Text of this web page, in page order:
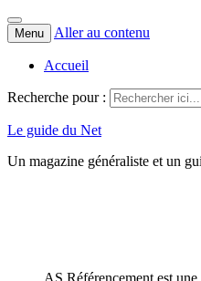
Menu Aller au contenu
Accueil
Recherche pour :
Le guide du Net
Un magazine généraliste et un
AS Référencement est une